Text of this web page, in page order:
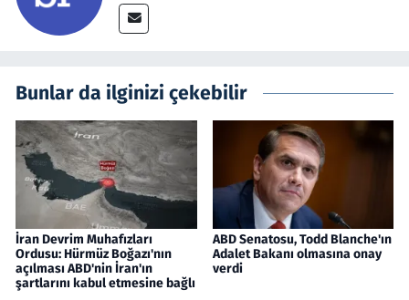
Bunlar da ilginizi çekebilir
İran Devrim Muhafızları
Ordusu: Hürmüz Boğazı'nın
açılması ABD'nin İran'ın
şartlarını kabul etmesine bağlı
ABD Senatosu, Todd Blanche'ın
Adalet Bakanı olmasına onay
verdi